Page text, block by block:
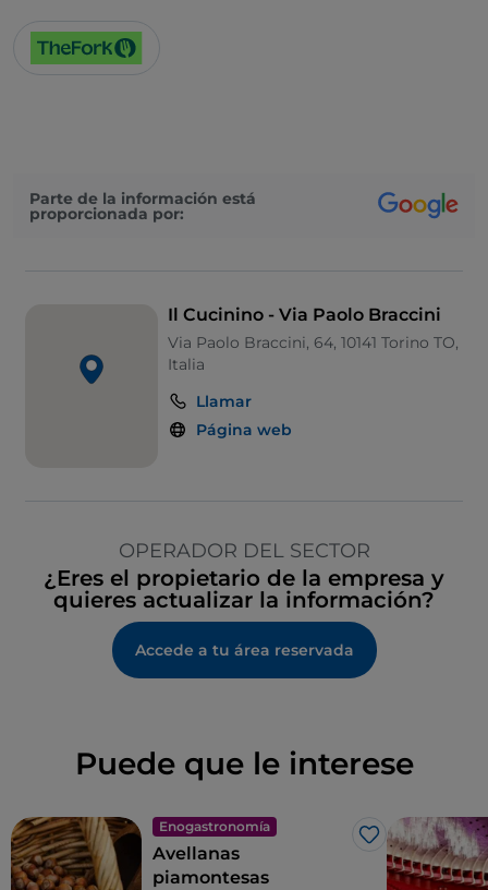
Parte de la información está
proporcionada por:
Il Cucinino - Via Paolo Braccini
Via Paolo Braccini, 64, 10141 Torino TO,
Italia
Llamar
Página web
OPERADOR DEL SECTOR
¿Eres el propietario de la empresa y
quieres actualizar la información?
Accede a tu área reservada
Puede que le interese
Enogastronomía
Me gusta
Avellanas
piamontesas